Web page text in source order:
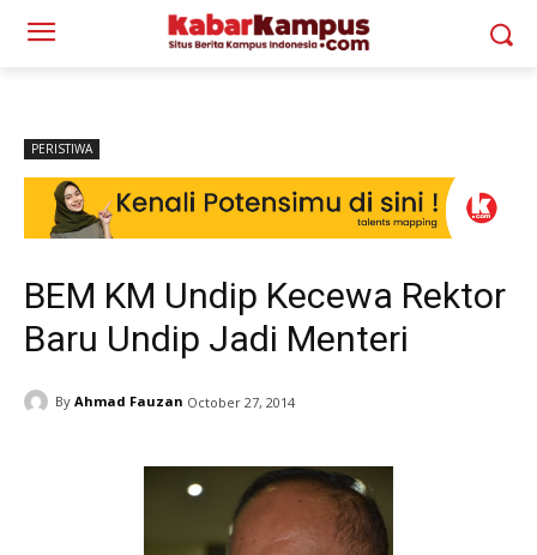
PERISTIWA
BEM KM Undip Kecewa Rektor
Baru Undip Jadi Menteri
By Ahmad Fauzan October 27, 2014